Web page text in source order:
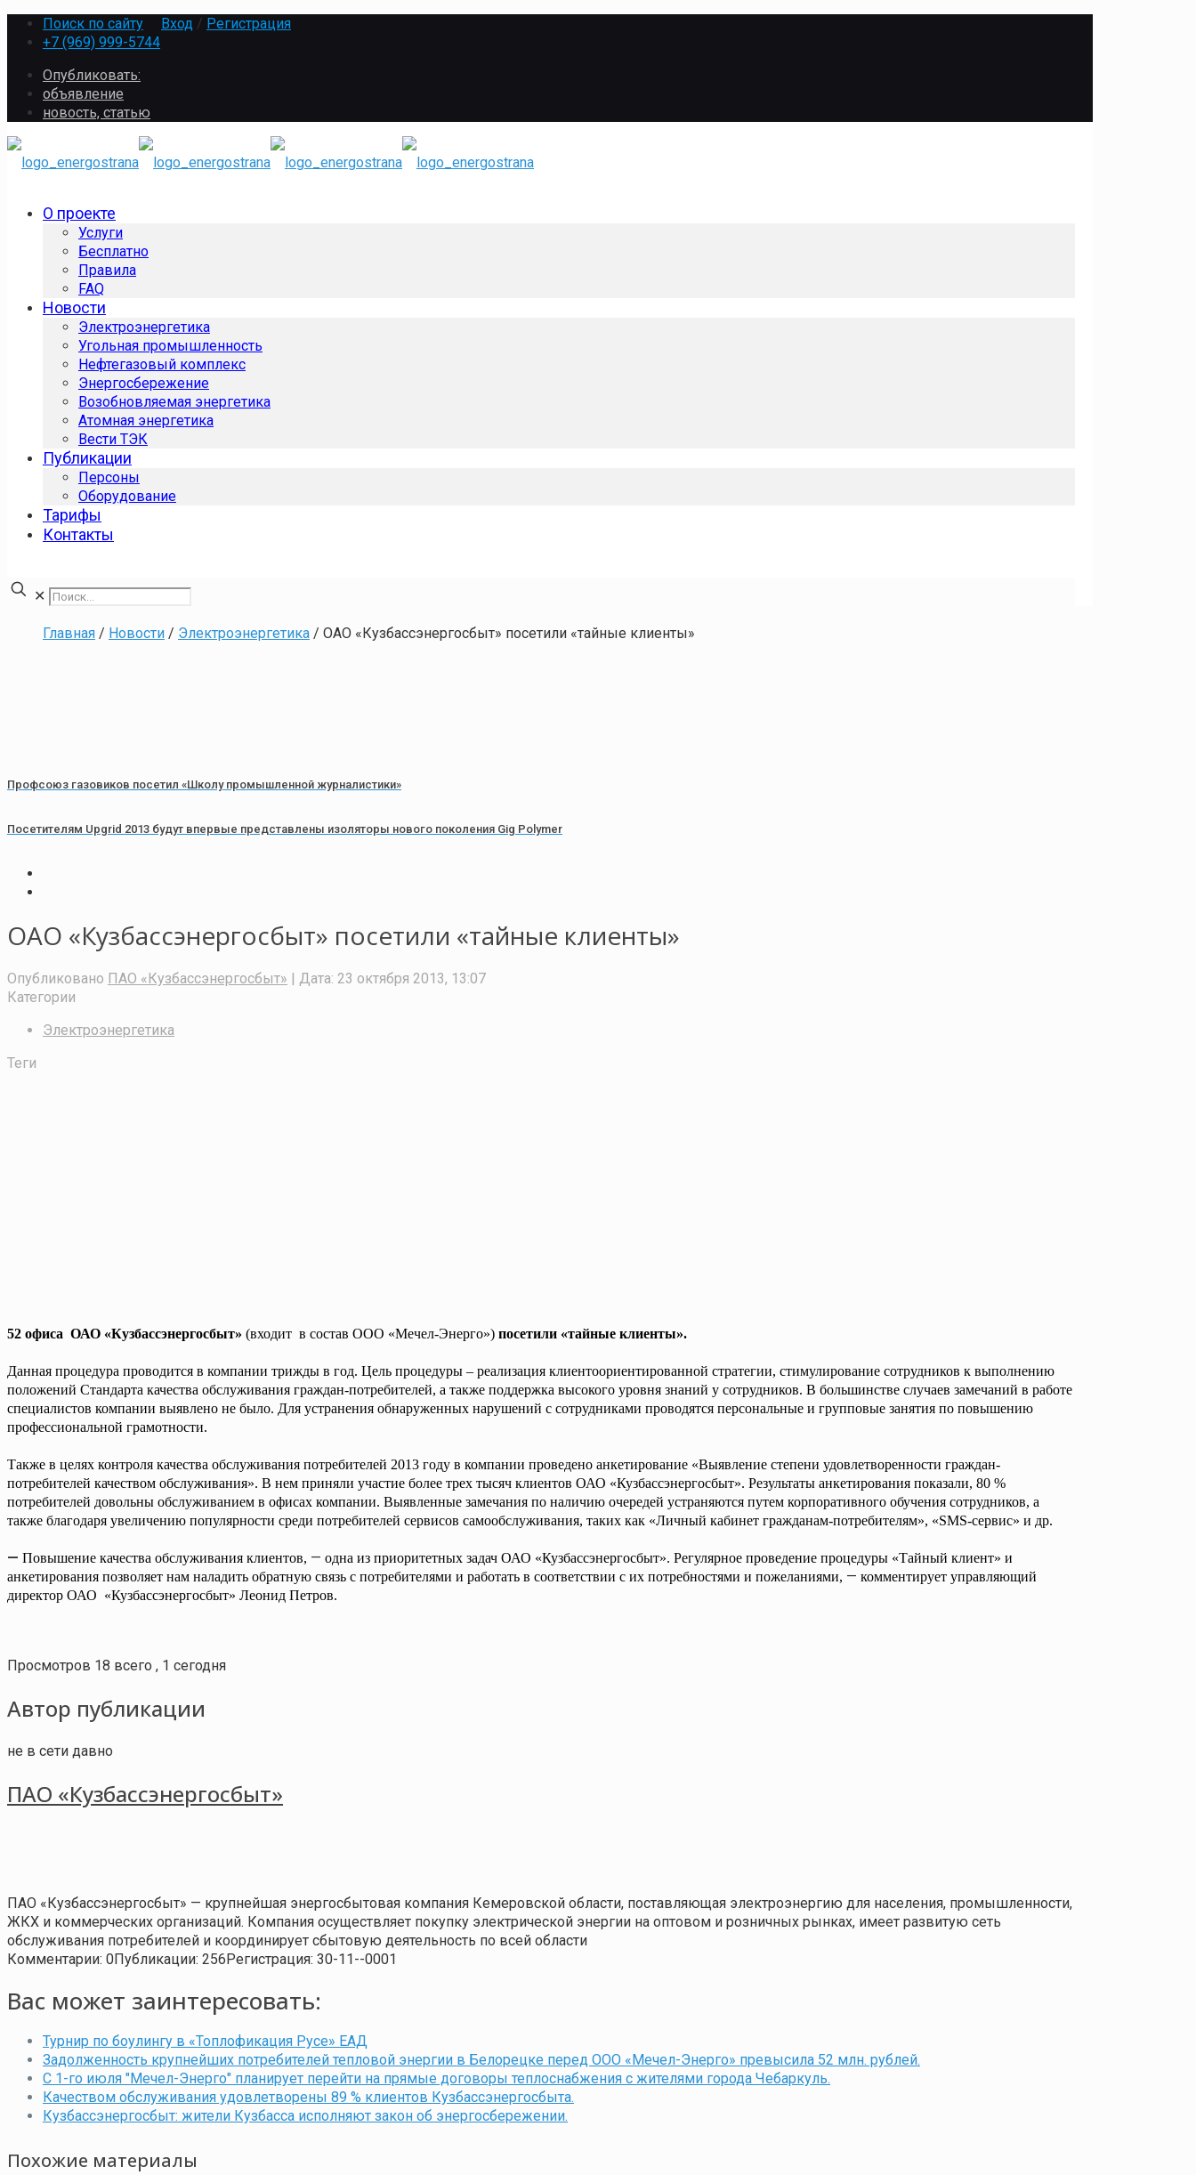
Поиск по сайту Вход / Регистрация
+7 (969) 999-5744
Опубликовать:
объявление
новость, статью
О проекте
Услуги
Бесплатно
Правила
FAQ
Новости
Электроэнергетика
Угольная промышленность
Нефтегазовый комплекс
Энергосбережение
Возобновляемая энергетика
Атомная энергетика
Вести ТЭК
Публикации
Персоны
Оборудование
Тарифы
Контакты
✕
Главная / Новости / Электроэнергетика / ОАО «Кузбассэнергосбыт» посетили «тайные клиенты»
Профсоюз газовиков посетил «Школу промышленной журналистики»
Посетителям Upgrid 2013 будут впервые представлены изоляторы нового поколения Gig Polymer
ОАО «Кузбассэнергосбыт» посетили «тайные клиенты»
Опубликовано ПАО «Кузбассэнергосбыт» | Дата: 23 октября 2013, 13:07
Категории
Электроэнергетика
Теги
52 офиса ОАО «Кузбассэнергосбыт» (входит в состав ООО «Мечел-Энерго») посетили «тайные клиенты».
Данная процедура проводится в компании трижды в год. Цель процедуры – реализация клиентоориентированной стратегии, стимулирование сотрудников к выполнению
положений Стандарта качества обслуживания граждан-потребителей, а также поддержка высокого уровня знаний у сотрудников. В большинстве случаев замечаний в работе
специалистов компании выявлено не было. Для устранения обнаруженных нарушений с сотрудниками проводятся персональные и групповые занятия по повышению
профессиональной грамотности.
Также в целях контроля качества обслуживания потребителей 2013 году в компании проведено анкетирование «Выявление степени удовлетворенности граждан-
потребителей качеством обслуживания». В нем приняли участие более трех тысяч клиентов ОАО «Кузбассэнергосбыт». Результаты анкетирования показали, 80 %
потребителей довольны обслуживанием в офисах компании. Выявленные замечания по наличию очередей устраняются путем корпоративного обучения сотрудников, а
также благодаря увеличению популярности среди потребителей сервисов самообслуживания, таких как «Личный кабинет гражданам-потребителям», «SMS-сервис» и др.
— Повышение качества обслуживания клиентов, — одна из приоритетных задач ОАО «Кузбассэнергосбыт». Регулярное проведение процедуры «Тайный клиент» и
анкетирования позволяет нам наладить обратную связь с потребителями и работать в соответствии с их потребностями и пожеланиями, — комментирует управляющий
директор ОАО «Кузбассэнергосбыт» Леонид Петров.
Просмотров 18 всего , 1 сегодня
Автор публикации
не в сети давно
ПАО «Кузбассэнергосбыт»
ПАО «Кузбассэнергосбыт» — крупнейшая энергосбытовая компания Кемеровской области, поставляющая электроэнергию для населения, промышленности,
ЖКХ и коммерческих организаций. Компания осуществляет покупку электрической энергии на оптовом и розничных рынках, имеет развитую сеть
обслуживания потребителей и координирует сбытовую деятельность по всей области
Комментарии: 0Публикации: 256 Регистрация: 30-11--0001
Вас может заинтересовать:
Турнир по боулингу в «Топлофикация Русе» ЕАД
Задолженность крупнейших потребителей тепловой энергии в Белорецке перед ООО «Мечел-Энерго» превысила 52 млн. рублей.
C 1-го июля "Мечел-Энерго" планирует перейти на прямые договоры теплоснабжения с жителями города Чебаркуль.
Качеством обслуживания удовлетворены 89 % клиентов Кузбассэнергосбыта.
Кузбассэнергосбыт: жители Кузбасса исполняют закон об энергосбережении.
Похожие материалы